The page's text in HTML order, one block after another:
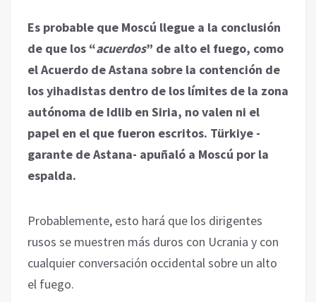
Es probable que Moscú llegue a la conclusión
de que los “acuerdos” de alto el fuego, como
el Acuerdo de Astana sobre la contención de
los yihadistas dentro de los límites de la zona
autónoma de Idlib en Siria, no valen ni el
papel en el que fueron escritos. Türkiye -
garante de Astana- apuñaló a Moscú por la
espalda.
Probablemente, esto hará que los dirigentes
rusos se muestren más duros con Ucrania y con
cualquier conversación occidental sobre un alto
el fuego.